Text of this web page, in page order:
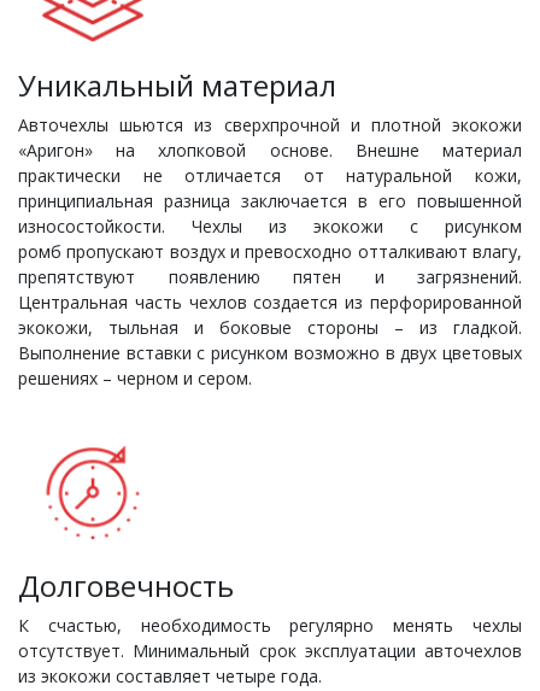
Уникальный материал
Авточехлы шьются из сверхпрочной и плотной экокожи
«Аригон» на хлопковой основе. Внешне материал
практически не отличается от натуральной кожи,
принципиальная разница заключается в его повышенной
износостойкости. Чехлы из экокожи с рисунком
ромб пропускают воздух и превосходно отталкивают влагу,
препятствуют появлению пятен и загрязнений.
Центральная часть чехлов создается из перфорированной
экокожи, тыльная и боковые стороны – из гладкой.
Выполнение вставки с рисунком возможно в двух цветовых
решениях – черном и сером.
Долговечность
К счастью, необходимость регулярно менять чехлы
отсутствует. Минимальный срок эксплуатации авточехлов
из экокожи составляет четыре года.